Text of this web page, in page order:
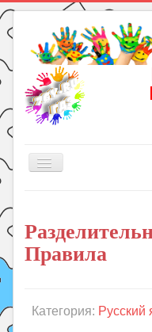
Включить/
Книги
Рукоделие
Уроки
Правила
Категория: Русский